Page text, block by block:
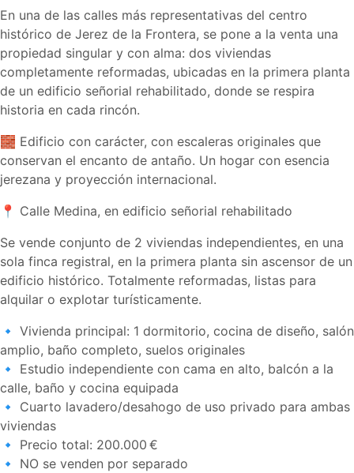
En una de las calles más representativas del centro
histórico de Jerez de la Frontera, se pone a la venta una
propiedad singular y con alma: dos viviendas
completamente reformadas, ubicadas en la primera planta
de un edificio señorial rehabilitado, donde se respira
historia en cada rincón.
🧱 Edificio con carácter, con escaleras originales que
conservan el encanto de antaño. Un hogar con esencia
jerezana y proyección internacional.
📍 Calle Medina, en edificio señorial rehabilitado
Se vende conjunto de 2 viviendas independientes, en una
sola finca registral, en la primera planta sin ascensor de un
edificio histórico. Totalmente reformadas, listas para
alquilar o explotar turísticamente.
🔹 Vivienda principal: 1 dormitorio, cocina de diseño, salón
amplio, baño completo, suelos originales
🔹 Estudio independiente con cama en alto, balcón a la
calle, baño y cocina equipada
🔹 Cuarto lavadero/desahogo de uso privado para ambas
viviendas
🔹 Precio total: 200.000 €
🔹 NO se venden por separado